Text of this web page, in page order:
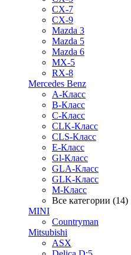
CX-7
CX-9
Mazda 3
Mazda 5
Mazda 6
MX-5
RX-8
Mercedes Benz
A-Класс
B-Класс
C-Класс
CLK-Класс
CLS-Класс
E-Класс
Gl-Класс
GLA-Класс
GLK-Класс
M-Класс
Все категории (14)
MINI
Countryman
Mitsubishi
ASX